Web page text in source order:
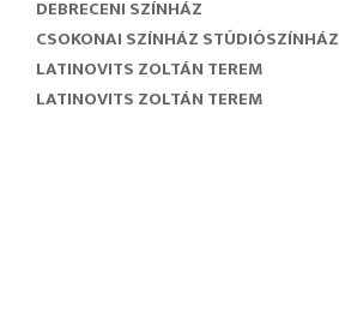
DEBRECENI SZÍNHÁZ
CSOKONAI SZÍNHÁZ STÚDIÓSZÍNHÁZ
LATINOVITS ZOLTÁN TEREM
LATINOVITS ZOLTÁN TEREM